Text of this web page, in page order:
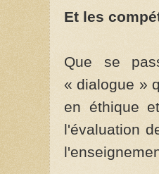
Et les
Que se
« dialogue »
en éthique
l'évaluation